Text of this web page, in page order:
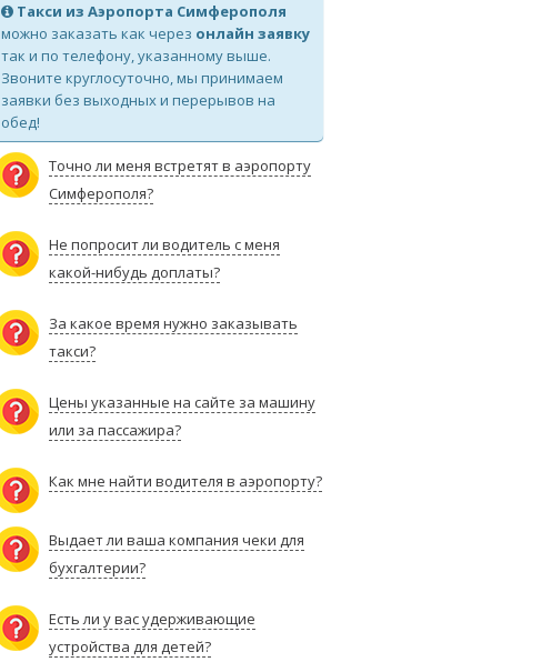
Такси из Аэропорта Симферополя
можно заказать как через онлайн заявку
так и по телефону, указанному выше.
Звоните круглосуточно, мы принимаем
заявки без выходных и перерывов на
обед!
Точно ли меня встретят в аэропорту
Симферополя?
Не попросит ли водитель с меня
какой-нибудь доплаты?
За какое время нужно заказывать
такси?
Цены указанные на сайте за машину
или за пассажира?
Как мне найти водителя в аэропорту?
Выдает ли ваша компания чеки для
бухгалтерии?
Есть ли у вас удерживающие
устройства для детей?